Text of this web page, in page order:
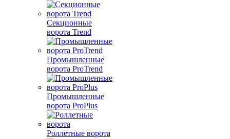
Секционные
ворота Trend
Промышленные
ворота ProTrend
Промышленные
ворота ProPlus
Роллетные ворота